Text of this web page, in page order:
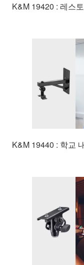
K&M 19420 : 레스
K&M 19440 : 학교